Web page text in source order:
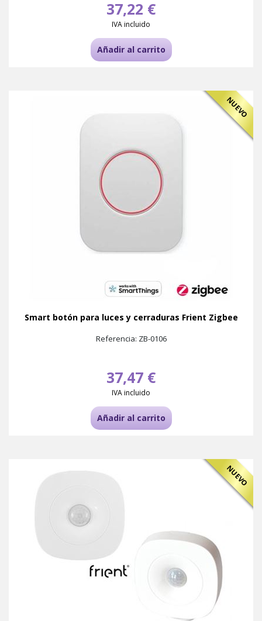
37,22 €
IVA incluido
Añadir al carrito
NUEVO
Smart botón para luces y cerraduras Frient Zigbee
Referencia: ZB-0106
37,47 €
IVA incluido
Añadir al carrito
NUEVO